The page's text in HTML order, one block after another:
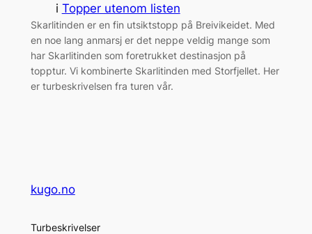
i Topper utenom listen
Skarlitinden er en fin utsiktstopp på Breivikeidet. Med
en noe lang anmarsj er det neppe veldig mange som
har Skarlitinden som foretrukket destinasjon på
topptur. Vi kombinerte Skarlitinden med Storfjellet. Her
er turbeskrivelsen fra turen vår.
kugo.no
Turbeskrivelser